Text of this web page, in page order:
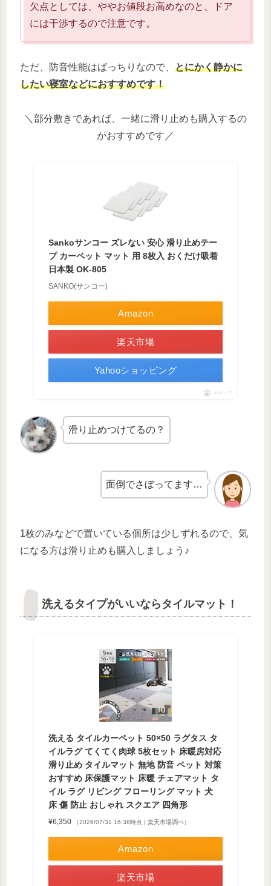
欠点としては、ややお値段お高めなのと、ドア
には干渉するので注意です。
ただ、防音性能はばっちりなので、 とにかく静かに
したい寝室などにおすすめです！
＼部分敷きであれば、一緒に滑り止めも購入するの
がおすすめです／
Sankoサンコー ズレない 安心 滑り止めテー
プ カーペット マット 用 8枚入 おくだけ吸着
日本製 OK-805
SANKO(サンコー)
Amazon
楽天市場
Yahooショッピング
ポチップ
滑り止めつけてるの？
面倒でさぼってます…
1枚のみなどで置いている個所は少しずれるので、気
になる方は滑り止めも購入しましょう♪
洗えるタイプがいいならタイルマット！
洗える タイルカーペット 50×50 ラグタス タ
イルラグ てくてく肉球 5枚セット 床暖房対応
滑り止め タイルマット 無地 防音 ペット 対策
おすすめ 床保護マット 床暖 チェアマット タ
イル ラグ リビング フローリング マット 犬
床 傷 防止 おしゃれ スクエア 四角形
¥6,350 （2026/07/31 16:38時点 | 楽天市場調べ）
Amazon
楽天市場